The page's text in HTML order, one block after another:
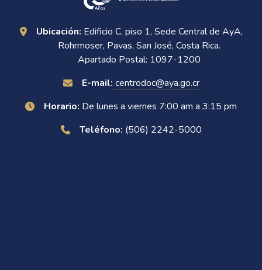
Ubicación: Edificio C, piso 1, Sede Central de AyA,
Rohrmoser, Pavas, San José, Costa Rica.
Apartado Postal: 1097-1200
E-mail: centrodoc@aya.go.cr
Horario: De lunes a viernes 7:00 am a 3:15 pm
Teléfono: (506) 2242-5000